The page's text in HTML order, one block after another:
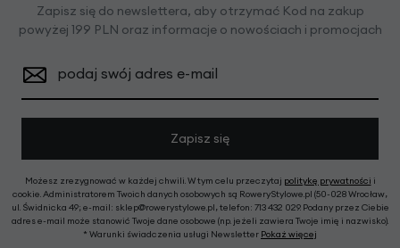
Zapisz się do newslettera, aby otrzymać Kod na zakup
powyżej 199 PLN oraz informacje o nowościach i promocjach
podaj swój adres e-mail
Zapisz się
Możesz zrezygnować w każdej chwili. W tym celu przeczytaj politykę prywatności i
cookie. Administratorem Twoich danych osobowych są RoweryStylowe.pl (50-028 Wrocław,
ul. Świdnicka 49; e-mail: sklep@rowerystylowe.pl, telefon: 713 432 029. Podany przez Ciebie
adres e-mail może stanowić Twoje dane osobowe (np. jeżeli zawiera Twoje imię i nazwisko).
* Warunki świadczenia usługi Newsletter Pokaż więcej